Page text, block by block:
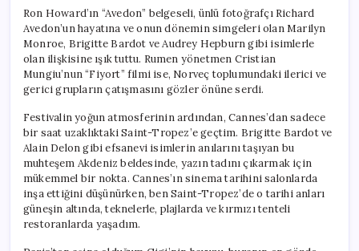
Ron Howard’ın “Avedon” belgeseli, ünlü fotoğrafçı Richard
Avedon’un hayatına ve onun dönemin simgeleri olan Marilyn
Monroe, Brigitte Bardot ve Audrey Hepburn gibi isimlerle
olan ilişkisine ışık tuttu. Rumen yönetmen Cristian
Mungiu’nun “Fiyort” filmi ise, Norveç toplumundaki ilerici ve
gerici grupların çatışmasını gözler önüne serdi.
Festivalin yoğun atmosferinin ardından, Cannes’dan sadece
bir saat uzaklıktaki Saint-Tropez’e geçtim. Brigitte Bardot ve
Alain Delon gibi efsanevi isimlerin anılarını taşıyan bu
muhteşem Akdeniz beldesinde, yazın tadını çıkarmak için
mükemmel bir nokta. Cannes’ın sinema tarihini salonlarda
inşa ettiğini düşünürken, ben Saint-Tropez’de o tarihi anları
güneşin altında, teknelerle, plajlarda ve kırmızı tenteli
restoranlarda yaşadım.